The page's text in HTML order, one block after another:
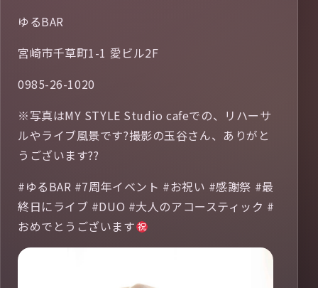
ゆるBAR
宮崎市千草町1-1 愛ビル2F
0985-26-1020
※写真はMY STYLE Studio cafeでの、リハーサ
ルやライブ風景です?撮影の玉谷さん、ありがと
うございます??
#ゆるBAR #7周年イベント #お祝い #感謝祭 #最
終日にライブ #DUO #大人のアコースティック #
おめでとうございます